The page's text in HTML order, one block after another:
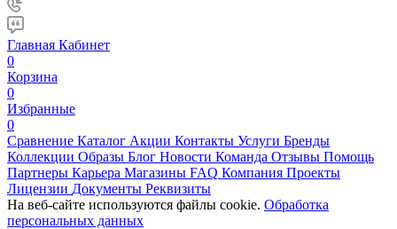
Главная Кабинет
0
Корзина
0
Избранные
0
Сравнение Каталог Акции Контакты Услуги Бренды
Коллекции Образы Блог Новости Команда Отзывы Помощь
Партнеры Карьера Магазины FAQ Компания Проекты
Лицензии Документы Реквизиты
На веб-сайте используются файлы cookie. Обработка
персональных данных